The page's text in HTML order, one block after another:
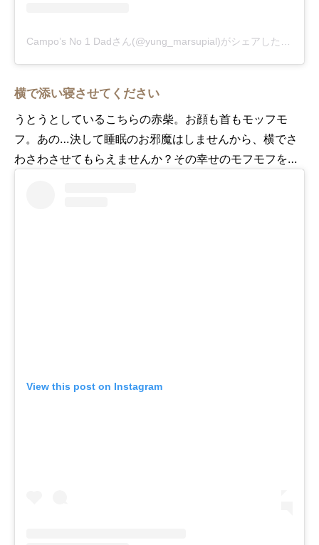
横で添い寝させてください
うとうとしているこちらの赤柴。お顔も首もモッフモ
フ。あの…決して睡眠のお邪魔はしませんから、横でさ
わさわさせてもらえませんか？その幸せのモフモフを…
View this post on Instagram